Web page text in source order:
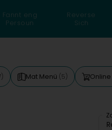
Fannt eng
Persoun
Reverse
Sich
Mat Menü (5)